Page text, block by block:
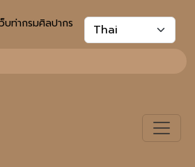
บท่ากรมศิลปากร